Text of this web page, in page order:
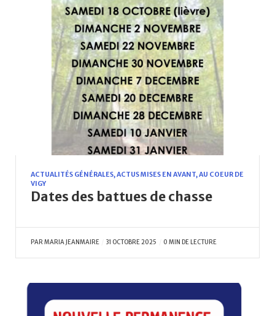
ACTUALITÉS GÉNÉRALES,ACTUS MISES EN AVANT,AU COEUR DE
VIGY
Dates des battues de chasse
PARMARIA JEANMAIRE 31 OCTOBRE 2025 0 MIN DE LECTURE